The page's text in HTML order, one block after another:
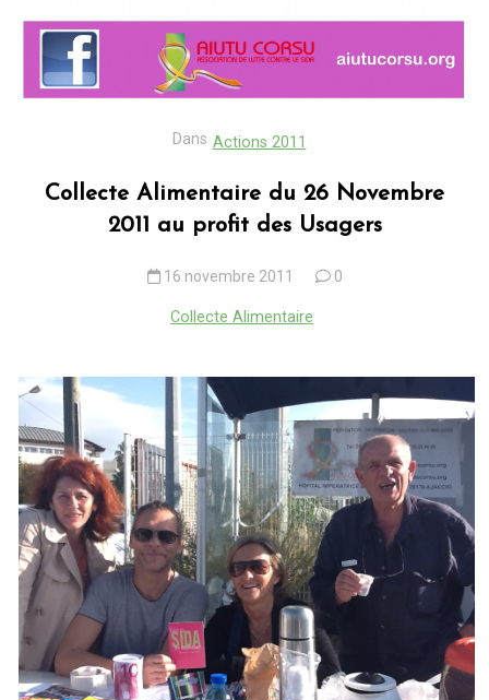
Dans Actions 2011
Collecte Alimentaire du 26 Novembre
2011 au profit des Usagers
16 novembre 2011 0
Collecte Alimentaire